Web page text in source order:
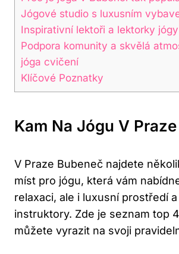
Jógové studio s luxusním
Inspirativní lektoři a lektorky
Podpora komunity a skvělá
jóga cvičení
Klíčové Poznatky
Kam Na Jógu V
V Praze Bubeneč najdete
míst pro jógu, která vám
relaxaci, ale i luxusní prostředí
instruktory. Zde je seznam top
můžete vyrazit na svoji